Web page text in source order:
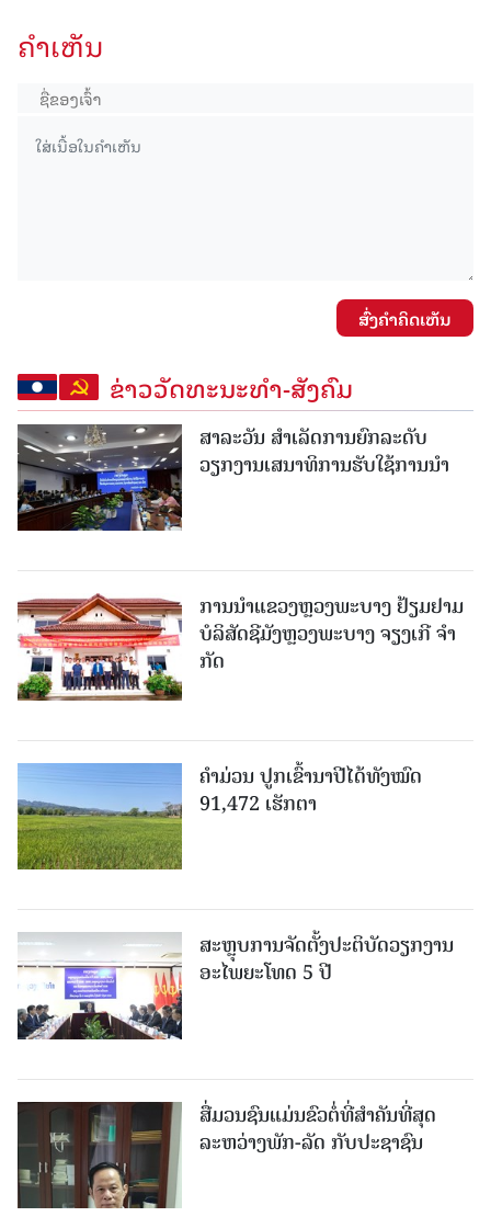
ຄໍາເຫັນ
ສົ່ງຄໍາຄິດເຫັນ
ຂ່າວວັດທະນະທຳ-ສັງຄົມ
ສາລະວັນ ສໍາເລັດການຍົກລະດັບ
ວຽກງານເສນາທິການຮັບໃຊ້ການນໍາ
ການນຳແຂວງຫຼວງພະບາງ ຢ້ຽມ​ຢາມ
ບໍ​ລິ​ສັດຊີມັງຫຼວງພະບາງ ຈຽງເກີ ຈໍາ
ກັດ
ຄໍາມ່ວນ ປູກເຂົ້ານາປີໄດ້ທັງໝົດ
91,472 ເຮັກຕາ
ສະຫຼຸບການຈັດຕັ້ງປະຕິບັດວຽກງານ
ອະໄພຍະໂທດ 5 ປີ
ສື່ມວນຊົນແມ່ນຂົວຕໍ່ທີ່ສໍາຄັນທີ່ສຸດ
ລະຫວ່າງພັກ-ລັດ ກັບປະຊາຊົນ